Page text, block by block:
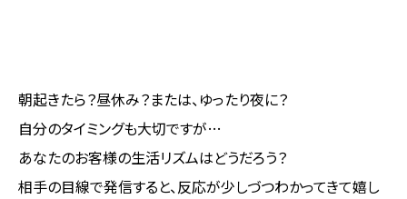
朝起きたら？昼休み？または、ゆったり夜に？
自分のタイミングも大切ですが…
あなたのお客様の生活リズムはどうだろう？
相手の目線で発信すると、反応が少しづつわかってきて嬉し